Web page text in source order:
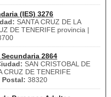
(IES) 3276
SANTA CRUZ DE LA
DE TENERIFE provincia |
2864
SAN CRISTOBAL DE
CRUZ DE TENERIFE
Postal: 38320